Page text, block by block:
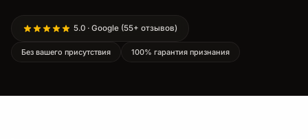
5.0 · Google (55+ отзывов)
Без вашего присутствия 100% гарантия признания